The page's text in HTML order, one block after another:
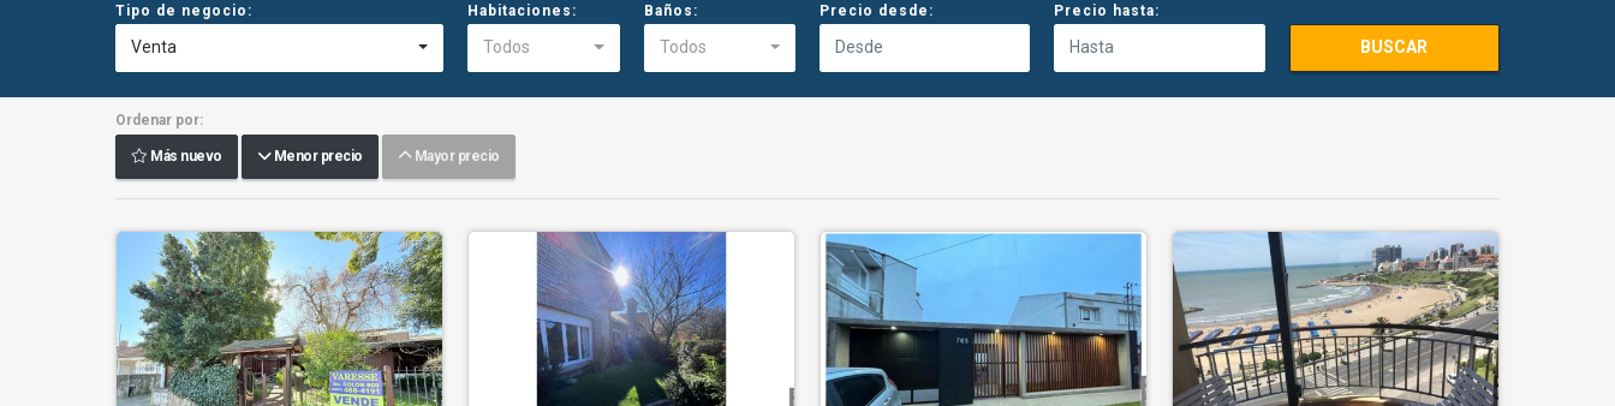
Tipo de negocio:
Venta
Habitaciones:
Todos
Baños:
Todos
Precio desde: Precio hasta:
BUSCAR
Ordenar por:
Más nuevo Menor precio Mayor precio